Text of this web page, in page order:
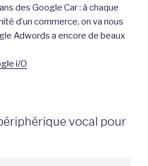
des Google Car : à chaque
d’un commerce, on va nous
Adwords a encore de beaux
i/O
vocal pour